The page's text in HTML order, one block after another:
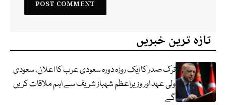
تازہ ترین خبریں
ترک صدر کا ایک روزہ دورہ سعودی عرب کا اعلان، سعودی
ولی عہد اور وزیراعظم شہباز شریف سے اہم ملاقات کریں
گے